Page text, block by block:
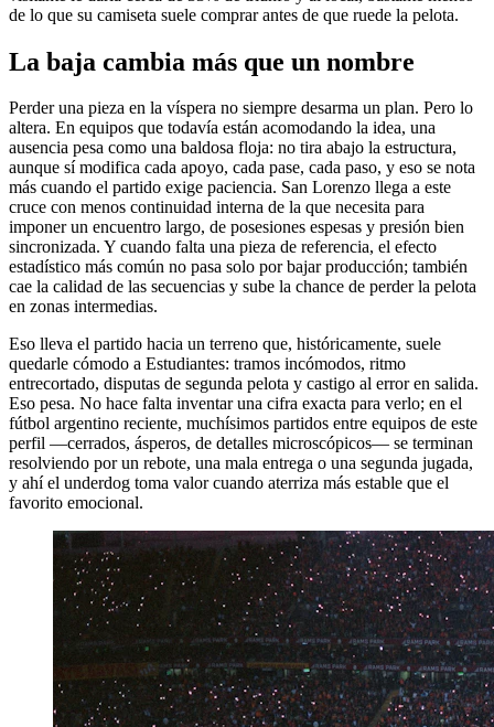
de lo que su camiseta suele comprar antes de que ruede la pelota.
La baja cambia más que un nombre
Perder una pieza en la víspera no siempre desarma un plan. Pero lo
altera. En equipos que todavía están acomodando la idea, una
ausencia pesa como una baldosa floja: no tira abajo la estructura,
aunque sí modifica cada apoyo, cada pase, cada paso, y eso se nota
más cuando el partido exige paciencia. San Lorenzo llega a este
cruce con menos continuidad interna de la que necesita para
imponer un encuentro largo, de posesiones espesas y presión bien
sincronizada. Y cuando falta una pieza de referencia, el efecto
estadístico más común no pasa solo por bajar producción; también
cae la calidad de las secuencias y sube la chance de perder la pelota
en zonas intermedias.
Eso lleva el partido hacia un terreno que, históricamente, suele
quedarle cómodo a Estudiantes: tramos incómodos, ritmo
entrecortado, disputas de segunda pelota y castigo al error en salida.
Eso pesa. No hace falta inventar una cifra exacta para verlo; en el
fútbol argentino reciente, muchísimos partidos entre equipos de este
perfil —cerrados, ásperos, de detalles microscópicos— se terminan
resolviendo por un rebote, una mala entrega o una segunda jugada,
y ahí el underdog toma valor cuando aterriza más estable que el
favorito emocional.